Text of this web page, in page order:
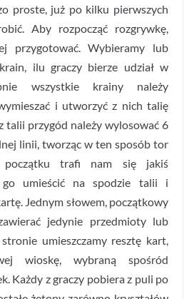
proste, już po kilku pierwszych
Aby rozpocząć rozgrywkę,
przygotować. Wybieramy lub
ilu graczy bierze udział w
wszystkie krainy należy
i utworzyć z nich talię
talii przygód należy wylosować 6
linii, tworząc w ten sposób tor
trafi nam się jakiś
go umieścić na spodzie talii i
Jednym słowem, początkowy
jedynie przedmioty lub
umieszczamy resztę kart,
wioskę, wybraną spośród
Każdy z graczy pobiera z puli po